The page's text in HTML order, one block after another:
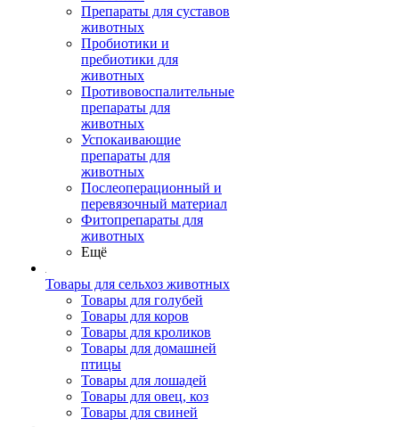
Препараты для суставов
животных
Пробиотики и
пребиотики для
животных
Противовоспалительные
препараты для
животных
Успокаивающие
препараты для
животных
Послеоперационный и
перевязочный материал
Фитопрепараты для
животных
Ещё
Товары для сельхоз животных
Товары для голубей
Товары для коров
Товары для кроликов
Товары для домашней
птицы
Товары для лошадей
Товары для овец, коз
Товары для свиней